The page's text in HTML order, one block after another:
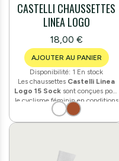
CASTELLI CHAUSSETTES
LINEA LOGO
18,00 €
AJOUTER AU PANIER
Disponibilité: 1 En stock
Les chaussettes Castelli Linea
Logo 15 Socksont conçues pour
le cyclisme féminin en conditions
estivales. Fabriquées à partir d'un
construction multi-textures. Avec